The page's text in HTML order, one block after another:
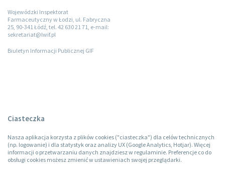
Wojewódzki Inspektorat
Farmaceutyczny w Łodzi, ul. Fabryczna
25, 90-341 Łódź, tel. 42 630 21 71, e-mail:
sekretariat@lwif.pl
Biuletyn Informacji Publicznej GIF
Ciasteczka
Nasza aplikacja korzysta z plików cookies ("ciasteczka") dla celów technicznych
(np. logowanie) i dla statystyk oraz analizy UX (Google Analytics, Hotjar). Więcej
informacji o przetwarzaniu danych znajdziesz w regulaminie. Preferencje co do
obsługi cookies możesz zmienić w ustawieniach swojej przeglądarki.